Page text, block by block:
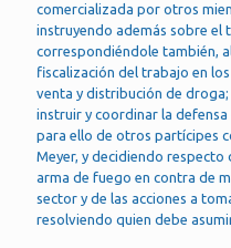
comercializada por otros
instruyendo además sobre el
correspondiéndole también,
fiscalización del trabajo en
venta y distribución de
instruir y coordinar la
para ello de otros partícipes
Meyer, y decidiendo respecto
arma de fuego en contra de
sector y de las acciones a
resolviendo quien debe